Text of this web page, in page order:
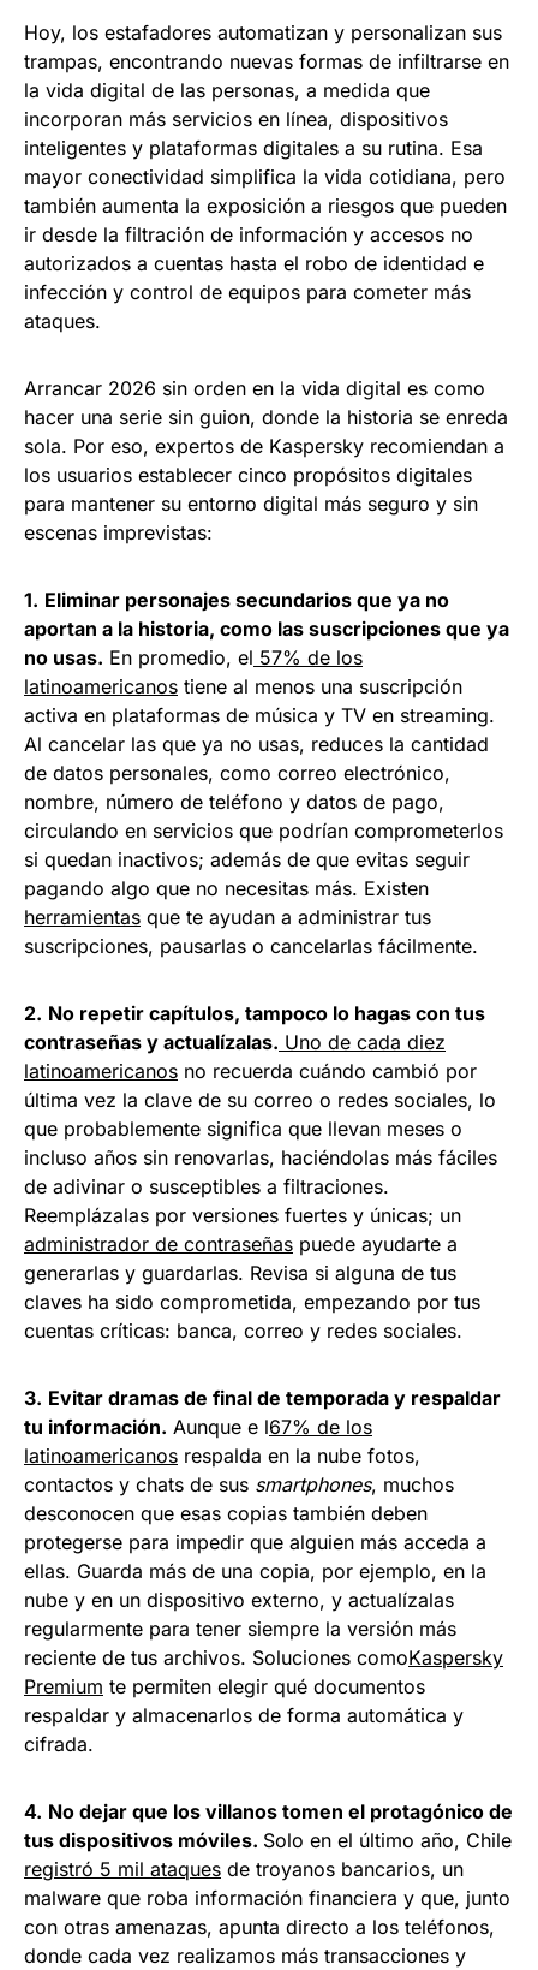
Hoy, los estafadores automatizan y personalizan sus
trampas, encontrando nuevas formas de infiltrarse en
la vida digital de las personas, a medida que
incorporan más servicios en línea, dispositivos
inteligentes y plataformas digitales a su rutina. Esa
mayor conectividad simplifica la vida cotidiana, pero
también aumenta la exposición a riesgos que pueden
ir desde la filtración de información y accesos no
autorizados a cuentas hasta el robo de identidad e
infección y control de equipos para cometer más
ataques.
Arrancar 2026 sin orden en la vida digital es como
hacer una serie sin guion, donde la historia se enreda
sola. Por eso, expertos de Kaspersky recomiendan a
los usuarios establecer cinco propósitos digitales
para mantener su entorno digital más seguro y sin
escenas imprevistas:
1. Eliminar personajes secundarios que ya no
aportan a la historia, como las suscripciones que ya
no usas. En promedio, el 57% de los
latinoamericanos tiene al menos una suscripción
activa en plataformas de música y TV en streaming.
Al cancelar las que ya no usas, reduces la cantidad
de datos personales, como correo electrónico,
nombre, número de teléfono y datos de pago,
circulando en servicios que podrían comprometerlos
si quedan inactivos; además de que evitas seguir
pagando algo que no necesitas más. Existen
herramientas que te ayudan a administrar tus
suscripciones, pausarlas o cancelarlas fácilmente.
2. No repetir capítulos, tampoco lo hagas con tus
contraseñas y actualízalas. Uno de cada diez
latinoamericanos no recuerda cuándo cambió por
última vez la clave de su correo o redes sociales, lo
que probablemente significa que llevan meses o
incluso años sin renovarlas, haciéndolas más fáciles
de adivinar o susceptibles a filtraciones.
Reemplázalas por versiones fuertes y únicas; un
administrador de contraseñas puede ayudarte a
generarlas y guardarlas. Revisa si alguna de tus
claves ha sido comprometida, empezando por tus
cuentas críticas: banca, correo y redes sociales.
3. Evitar dramas de final de temporada y respaldar
tu información. Aunque e l67% de los
latinoamericanos respalda en la nube fotos,
contactos y chats de sus smartphones, muchos
desconocen que esas copias también deben
protegerse para impedir que alguien más acceda a
ellas. Guarda más de una copia, por ejemplo, en la
nube y en un dispositivo externo, y actualízalas
regularmente para tener siempre la versión más
reciente de tus archivos. Soluciones comoKaspersky
Premium te permiten elegir qué documentos
respaldar y almacenarlos de forma automática y
cifrada.
4. No dejar que los villanos tomen el protagónico de
tus dispositivos móviles. Solo en el último año, Chile
registró 5 mil ataques de troyanos bancarios, un
malware que roba información financiera y que, junto
con otras amenazas, apunta directo a los teléfonos,
donde cada vez realizamos más transacciones y